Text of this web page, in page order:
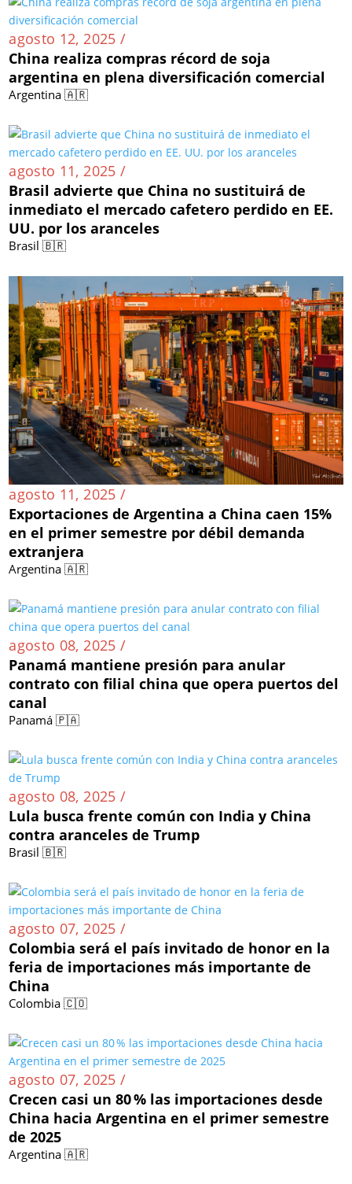
agosto 12, 2025 /
China realiza compras récord de soja
argentina en plena diversificación comercial
Argentina 🇦🇷
agosto 11, 2025 /
Brasil advierte que China no sustituirá de
inmediato el mercado cafetero perdido en EE.
UU. por los aranceles
Brasil 🇧🇷
agosto 11, 2025 /
Exportaciones de Argentina a China caen 15%
en el primer semestre por débil demanda
extranjera
Argentina 🇦🇷
agosto 08, 2025 /
Panamá mantiene presión para anular
contrato con filial china que opera puertos del
canal
Panamá 🇵🇦
agosto 08, 2025 /
Lula busca frente común con India y China
contra aranceles de Trump
Brasil 🇧🇷
agosto 07, 2025 /
Colombia será el país invitado de honor en la
feria de importaciones más importante de
China
Colombia 🇨🇴
agosto 07, 2025 /
Crecen casi un 80 % las importaciones desde
China hacia Argentina en el primer semestre
de 2025
Argentina 🇦🇷